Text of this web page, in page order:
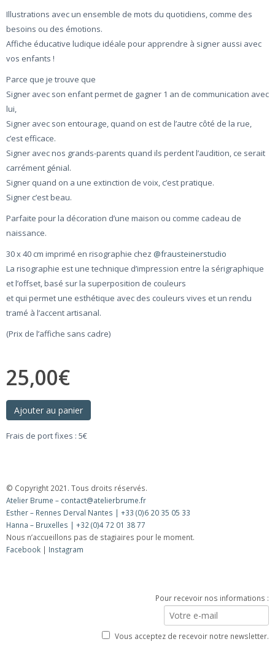
Illustrations avec un ensemble de mots du quotidiens, comme des
besoins ou des émotions.
Affiche éducative ludique idéale pour apprendre à signer aussi avec
vos enfants !
Parce que je trouve que
Signer avec son enfant permet de gagner 1 an de communication avec
lui,
Signer avec son entourage, quand on est de l’autre côté de la rue,
c’est efficace.
Signer avec nos grands-parents quand ils perdent l’audition, ce serait
carrément génial.
Signer quand on a une extinction de voix, c’est pratique.
Signer c’est beau.
Parfaite pour la décoration d’une maison ou comme cadeau de
naissance.
30 x 40 cm imprimé en risographie chez @frausteinerstudio
La risographie est une technique d’impression entre la sérigraphique
et l’offset, basé sur la superposition de couleurs
et qui permet une esthétique avec des couleurs vives et un rendu
tramé à l’accent artisanal.
(Prix de l’affiche sans cadre)
25,00€
Ajouter au panier
Frais de port fixes : 5€
© Copyright 2021. Tous droits réservés.
Atelier Brume – contact@atelierbrume.fr
Esther – Rennes Derval Nantes | +33 (0)6 20 35 05 33
Hanna – Bruxelles | +32 (0)4 72 01 38 77
Nous n’accueillons pas de stagiaires pour le moment.
Facebook | Instagram
Pour recevoir nos informations :
Vous acceptez de recevoir notre newsletter.